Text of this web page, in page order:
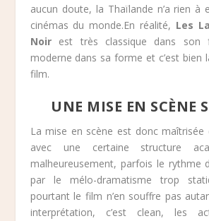
aucun doute, la Thaïlande n’a rien à
cinémas du monde.En réalité, Les
Noirest très classique dans son
moderne dans sa forme et c’est bien
film.
UNE MISE EN SCÈNE
La mise en scène est donc
avec une certaine structure
malheureusement, parfois le rythme
par le mélo-dramatisme trop
pourtant le film n’en souffre pas
interprétation, c’est clean, les